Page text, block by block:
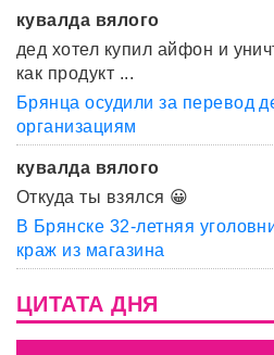
кувалда вялого
дед хотел купил айфон и
как продукт ...
Брянца осудили за перевод
организациям
кувалда вялого
Откуда ты взялся 😀
В Брянске 32-летняя
краж из магазина
ЦИТАТА ДНЯ